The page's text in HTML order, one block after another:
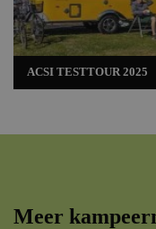
ACSI TESTTOUR 2025
Meer